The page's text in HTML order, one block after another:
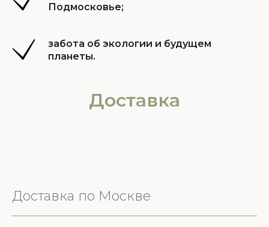
Подмосковье;
забота об экологии и будущем
планеты.
Доставка
Доставка по Москве